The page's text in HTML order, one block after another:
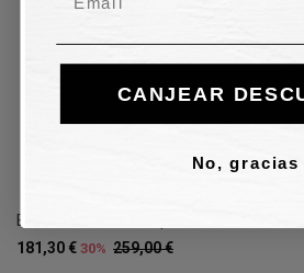
Bandolera Rebelle - platino
259,00 €
181,30 € 30%
CANJEAR
No, gracias